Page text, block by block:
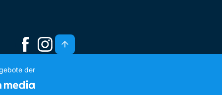
der